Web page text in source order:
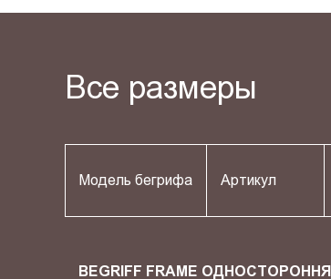
Все размеры
Модель бегрифа Артикул
BEGRIFF FRAME